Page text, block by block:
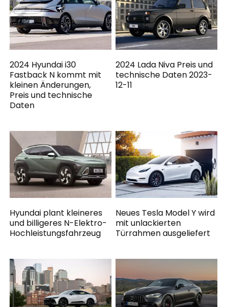
2024 Hyundai i30
Fastback N kommt mit
kleinen Änderungen,
Preis und technische
Daten
2024 Lada Niva Preis und
technische Daten 2023-
12-11
Hyundai plant kleineres
und billigeres N-Elektro-
Hochleistungsfahrzeug
Neues Tesla Model Y wird
mit unlackierten
Türrahmen ausgeliefert